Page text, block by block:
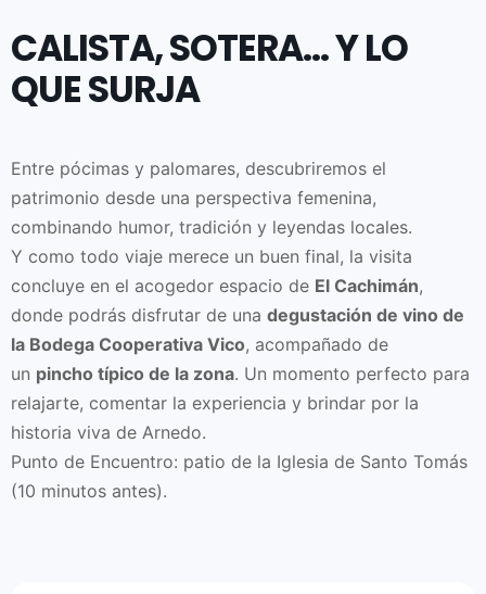
CALISTA, SOTERA… Y LO
QUE SURJA
Entre pócimas y palomares, descubriremos el
patrimonio desde una perspectiva femenina,
combinando humor, tradición y leyendas locales.
Y como todo viaje merece un buen final, la visita
concluye en el acogedor espacio de El Cachimán,
donde podrás disfrutar de una degustación de vino de
la Bodega Cooperativa Vico, acompañado de
un pincho típico de la zona. Un momento perfecto para
relajarte, comentar la experiencia y brindar por la
historia viva de Arnedo.
Punto de Encuentro: patio de la Iglesia de Santo Tomás
(10 minutos antes).